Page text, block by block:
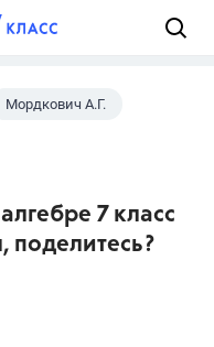
Мордкович А.Г.
7 класс
поделитесь?